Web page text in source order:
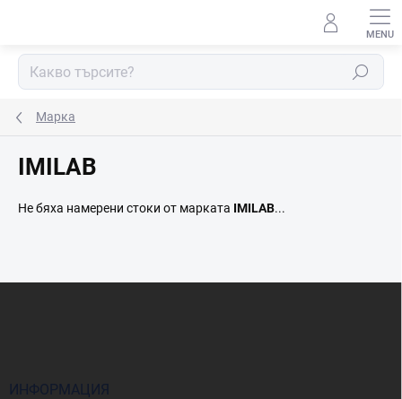
Търсене
Марка
IMILAB
Не бяха намерени стоки от марката IMILAB...
ИНФОРМАЦИЯ